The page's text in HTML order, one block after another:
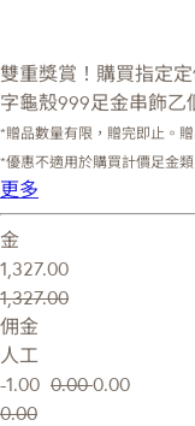
雙重獎賞！購買指定
字龜殼999足金串飾乙
*贈品數量有限，贈完即止。
*優惠不適用於購買計價足金
更多
金
1,327.00
1,327.00
佣金
人工
-1.00 0.000.00
0.00